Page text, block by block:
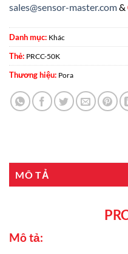
sales@sensor-master.com&
Danh mục: Khác
Thẻ: PRCC-50K
Thương hiệu: Pora
MÔ TẢ
Mô tả: